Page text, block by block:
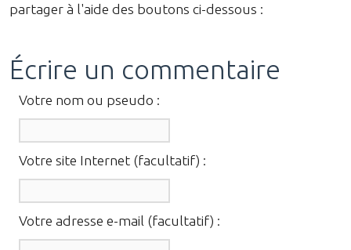
partager à l'aide des boutons ci-dessous :
Écrire un commentaire
Votre nom ou pseudo :
Votre site Internet (facultatif) :
Votre adresse e-mail (facultatif) :